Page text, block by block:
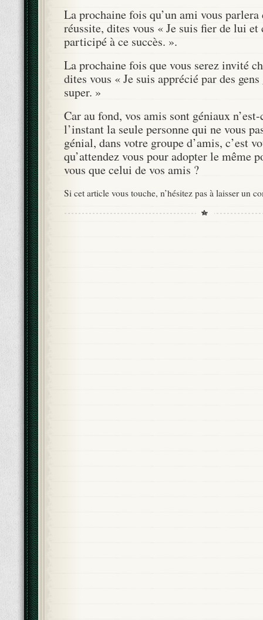
La prochaine fois qu’un ami vous parlera
réussite, dites vous « Je suis fier de lui et
participé à ce succès. ».
La prochaine fois que vous serez invité
dites vous « Je suis apprécié par des
super. »
Car au fond, vos amis sont géniaux
l’instant la seule personne qui ne vous
génial, dans votre groupe d’amis, c’est
qu’attendez vous pour adopter le même
vous que celui de vos amis ?
Si cet article vous touche, n’hésitez pas à laisser un